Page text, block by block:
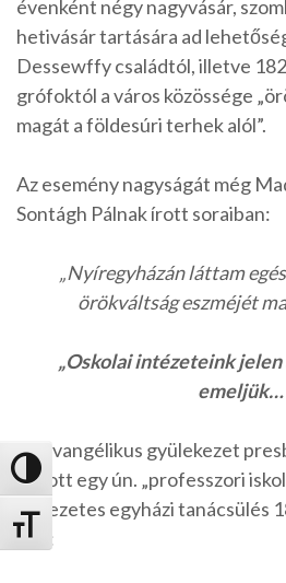
Nagy kontraszt váltása
Betűméret váltása
évenként négy nagyvásár,
hetivásár tartására ad
Dessewffy családtól, illetve
grófoktól a város közössége
magát a földesúri terhek alól”.
Az esemény nagyságát még
Sontágh Pálnak írott soraiban:
„Nyíregyházán láttam
örökváltság eszméjét
„Oskolai intézeteink
Az evangélikus gyülekezet
hozott egy ún. „professzori
nevezetes egyházi tanácsülés
volt: